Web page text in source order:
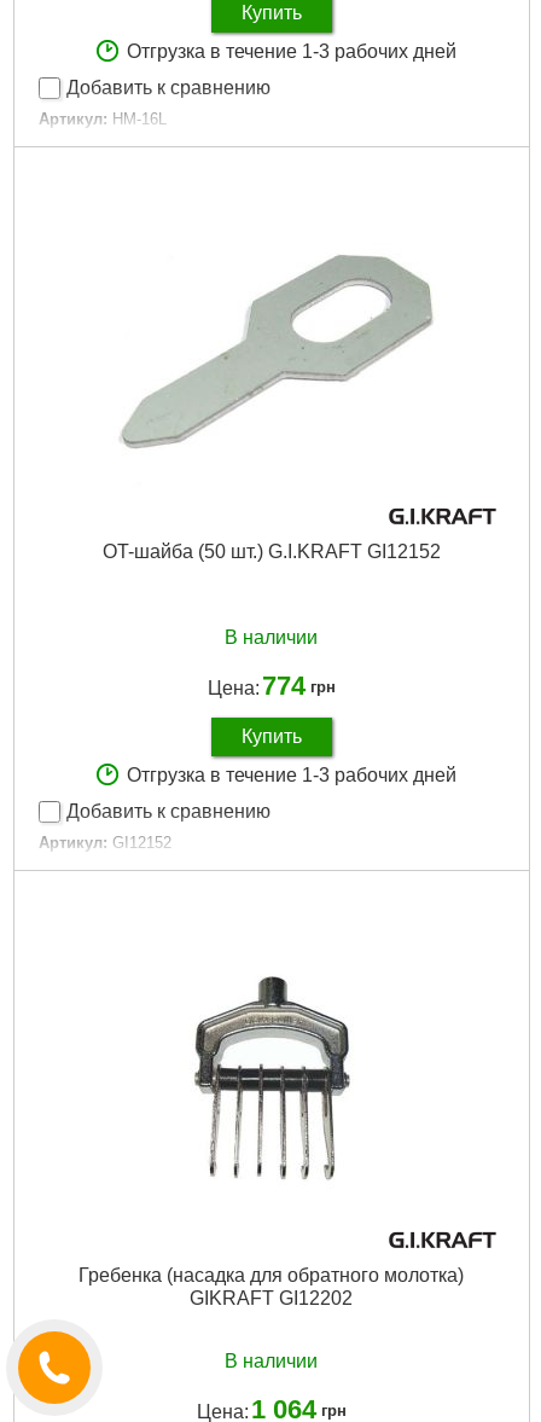
Купить
Отгрузка в течение 1-3 рабочих дней
Добавить к сравнению
Артикул: HM-16L
Код товара: 20.69.33
Подробнее...
OT-шайба (50 шт.) G.I.KRAFT GI12152
В наличии
Цена: 774 грн
Купить
Отгрузка в течение 1-3 рабочих дней
Добавить к сравнению
Артикул: GI12152
Код товара: 15.79.79
Гребенка (насадка для обратного молотка)
GIKRAFT GI12202
В наличии
Цена: 1 064 грн